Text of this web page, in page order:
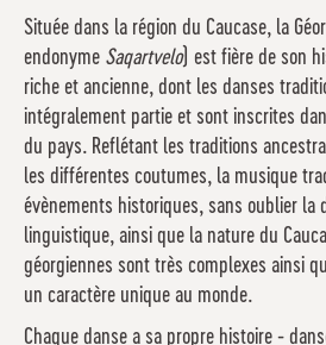
Située dans la région du Caucase, la
endonyme Saqartvelo) est fière de son
riche et ancienne, dont les danses
intégralement partie et sont inscrites
du pays. Reflétant les traditions
les différentes coutumes, la musique
évènements historiques, sans oublier la
linguistique, ainsi que la nature du
géorgiennes sont très complexes ainsi
un caractère unique au monde.
Chaque danse a sa propre histoire -